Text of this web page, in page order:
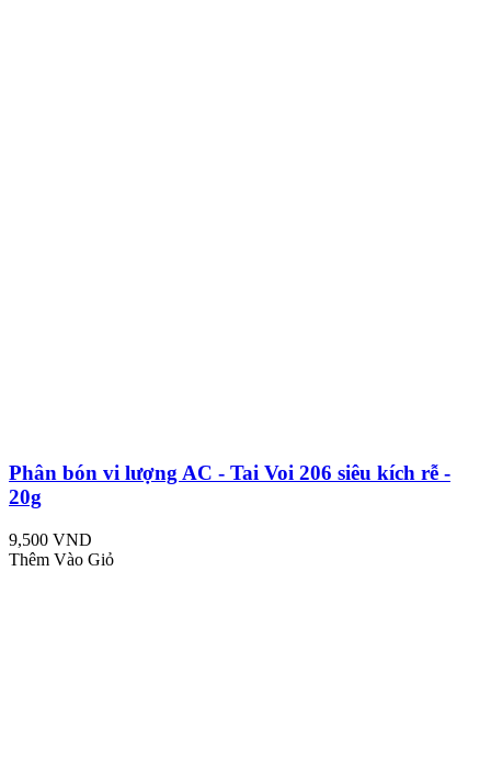
Phân bón vi lượng AC - Tai Voi 206 siêu kích rễ -
20g
9,500 VND
Thêm Vào Giỏ